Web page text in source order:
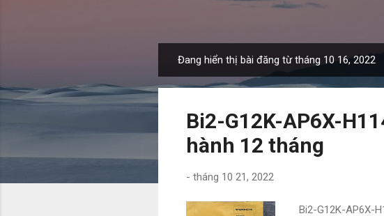
à
Đang hiển thị bài đăng từ tháng 10 16, 2022
Bi2-G12K-AP6X-
hành 12 tháng
- tháng 10 21, 2022
Bi2-G12K-AP6X-